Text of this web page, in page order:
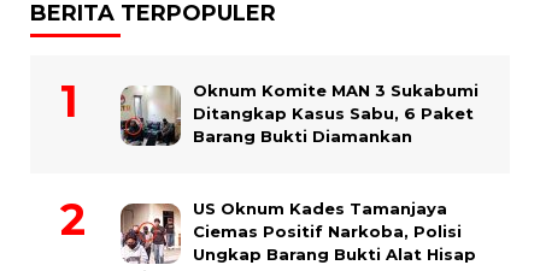
BERITA TERPOPULER
Oknum Komite MAN 3 Sukabumi
Ditangkap Kasus Sabu, 6 Paket
Barang Bukti Diamankan
US Oknum Kades Tamanjaya
Ciemas Positif Narkoba, Polisi
Ungkap Barang Bukti Alat Hisap